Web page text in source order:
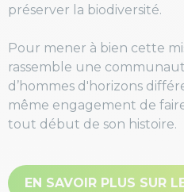
préserver la biodiversité.
Pour mener à bien cette
rassemble une
d’hommes d'horizons
même engagement de
tout début de son histoire.
EN SAVOIR PLUS SUR